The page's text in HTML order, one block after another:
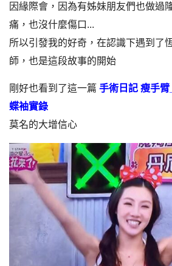
因緣際會，因為有姊妹朋友們也做過
痛，也沒什麼傷口...
所以引發我的好奇，在認識下遇到了
師，也是這段故事的開始
剛好也看到了這一篇 手術日記 瘦手
蝶袖實錄
莫名的大增信心